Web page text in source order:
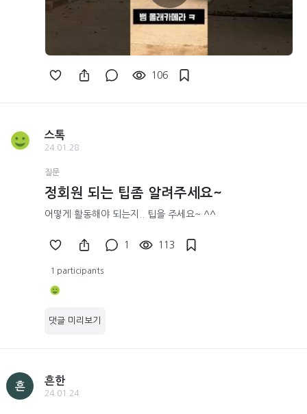
106
스톡
24.01.28
질문
정회원 되는 팁좀 알려주세요~
어떻게 활동해야 되는지.. 팁을 주세요~ ^^
1 113
1 participants
댓글 미리보기
흔
흔한
24.01.24